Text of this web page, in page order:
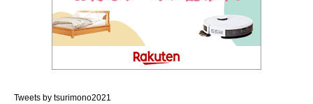
Tweets by tsurimono2021